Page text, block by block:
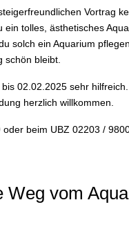
Vortrag
tolles, ästhetisches
solch ein Aquarium
schön bleibt.
02.02.2025 sehr
herzlich willkommen.
beim UBZ 02203 /
Weg vom